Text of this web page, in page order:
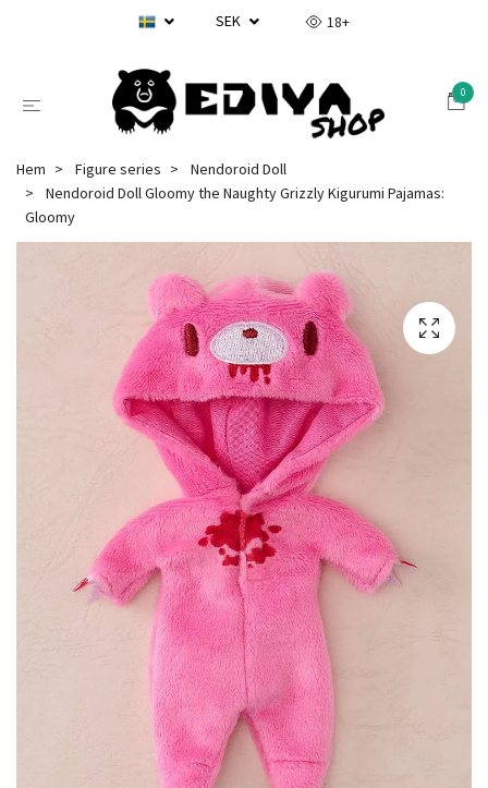
SEK 18+
0
Hem Figure series
Nendoroid Doll
Nendoroid Doll Gloomy the Naughty Grizzly Kigurumi Pajamas:
Gloomy